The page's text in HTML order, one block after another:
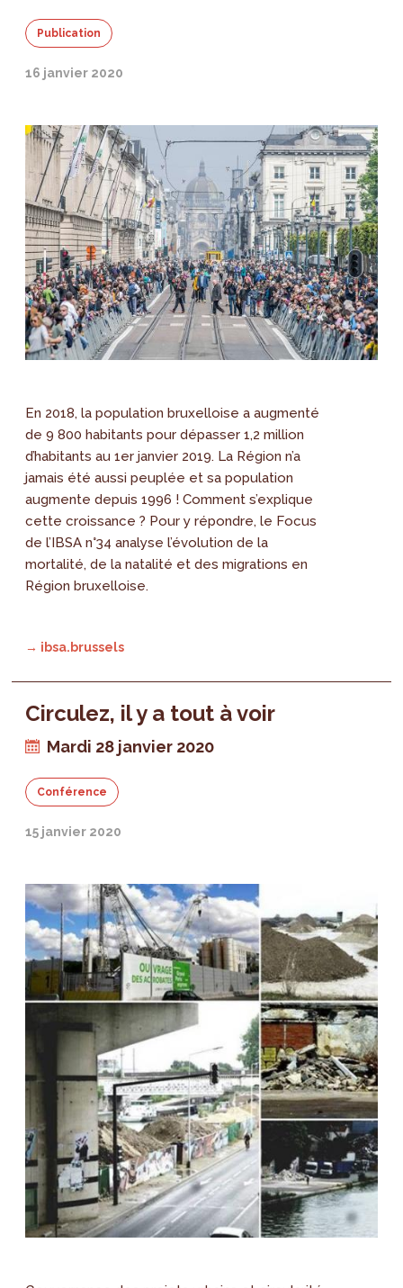
Publication
16 janvier 2020
En 2018, la population bruxelloise a augmenté
de 9 800 habitants pour dépasser 1,2 million
d’habitants au 1er janvier 2019. La Région n’a
jamais été aussi peuplée et sa population
augmente depuis 1996 ! Comment s’explique
cette croissance ? Pour y répondre, le Focus
de l’IBSA n°34 analyse l’évolution de la
mortalité, de la natalité et des migrations en
Région bruxelloise.
→ ibsa.brussels
Circulez, il y a tout à voir
Mardi 28 janvier 2020
Conférence
15 janvier 2020